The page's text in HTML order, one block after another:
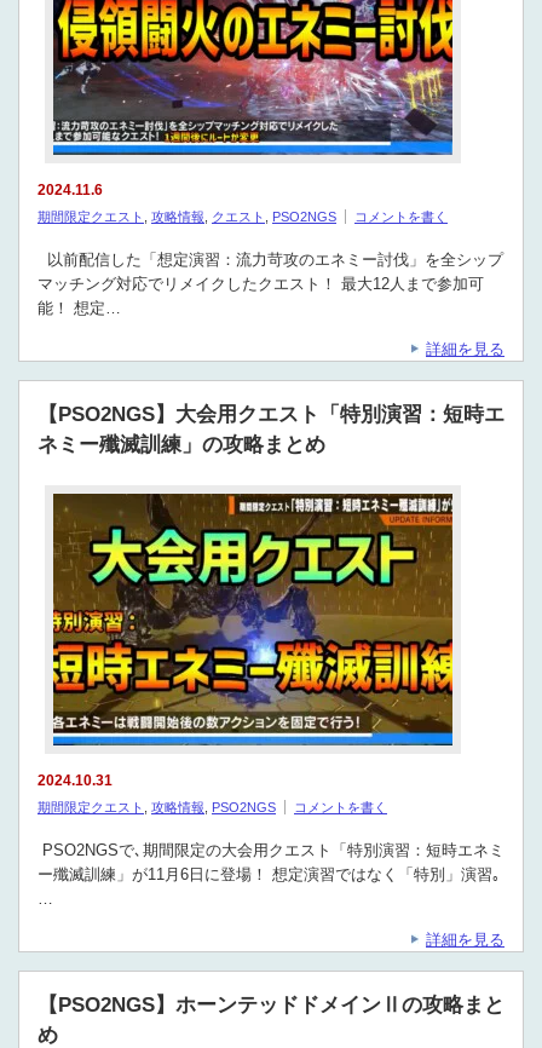
2024.11.6
期間限定クエスト 攻略情報 クエスト PSO2NGS コメントを書く
以前配信した「想定演習：流力苛攻のエネミー討伐」を全シップ
マッチング対応でリメイクしたクエスト！ 最大12人まで参加可
能！ 想定…
詳細を見る
【PSO2NGS】大会用クエスト「特別演習：短時エ
ネミー殲滅訓練」の攻略まとめ
2024.10.31
期間限定クエスト 攻略情報 PSO2NGS コメントを書く
PSO2NGSで､期間限定の大会用クエスト「特別演習：短時エネミ
ー殲滅訓練」が11月6日に登場！ 想定演習ではなく「特別」演習｡
詳細を見る
【PSO2NGS】ホーンテッドドメインⅡの攻略まと
め